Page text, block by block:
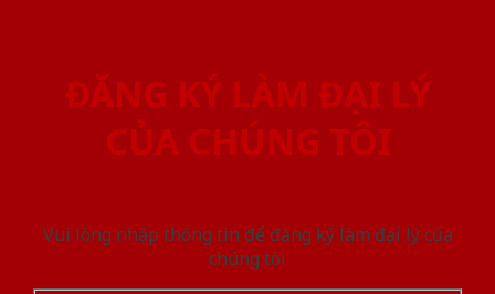
ĐĂNG KÝ LÀM ĐẠI LÝ
CỦA CHÚNG TÔI
Vui lòng nhập thông tin để đăng ký làm đại lý của
chúng tôi